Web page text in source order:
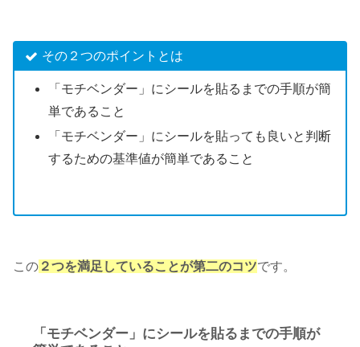
その２つのポイントとは
「モチベンダー」にシールを貼るまでの手順が簡
単であること
「モチベンダー」にシールを貼っても良いと判断
するための基準値が簡単であること
この ２つを満足していることが第二のコツです。
「モチベンダー」にシールを貼るまでの手順が